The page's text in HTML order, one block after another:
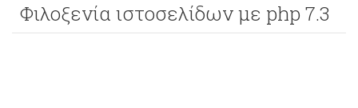
Φιλοξενία ιστοσελίδων με php 7.3